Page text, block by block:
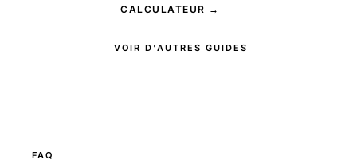
CALCULATEUR →
VOIR D'AUTRES GUIDES
FAQ